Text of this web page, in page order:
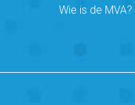
Wie is de MVA?